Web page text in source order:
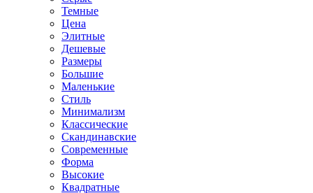
Темные
Цена
Элитные
Дешевые
Размеры
Большие
Маленькие
Стиль
Минимализм
Классические
Скандинавские
Современные
Форма
Высокие
Квадратные